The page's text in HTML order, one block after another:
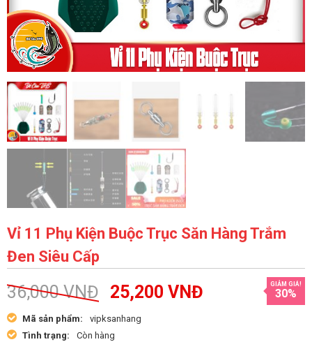
Vỉ 11 Phụ Kiện Buộc Trục Săn Hàng Trắm
Đen Siêu Cấp
36,000VNĐ 25,200 VNĐ GIẢM GIÁ!
30%
Mã sản phẩm:
vipksanhang
Tình trạng:
Còn hàng